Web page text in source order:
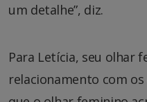
um detalhe”, diz.
Para Letícia, seu olhar
relacionamento com os